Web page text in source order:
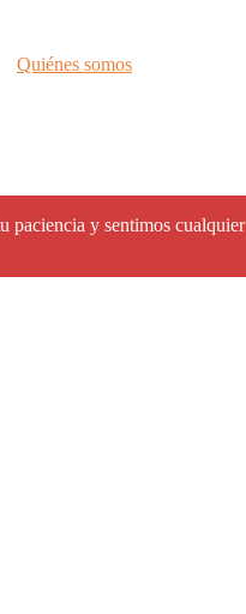
Quiénes somos
paciencia y sentimos cualquier